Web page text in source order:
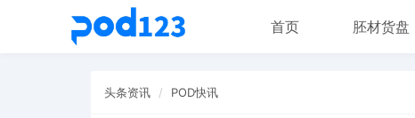
首页 胚材货盘
头条资讯 POD快讯